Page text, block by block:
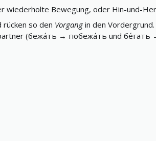
wiederholte Bewegung, oder Hin-und-Her
so den Vorgangin den Vordergrund.
(бежа́ть → побежа́ть und бе́гать